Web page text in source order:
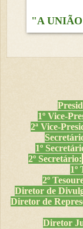
"A
1º Vice-
2ª Vice-
1º
2º Secretário:
1º
2º
Diretor de
Diretor de
Diretor